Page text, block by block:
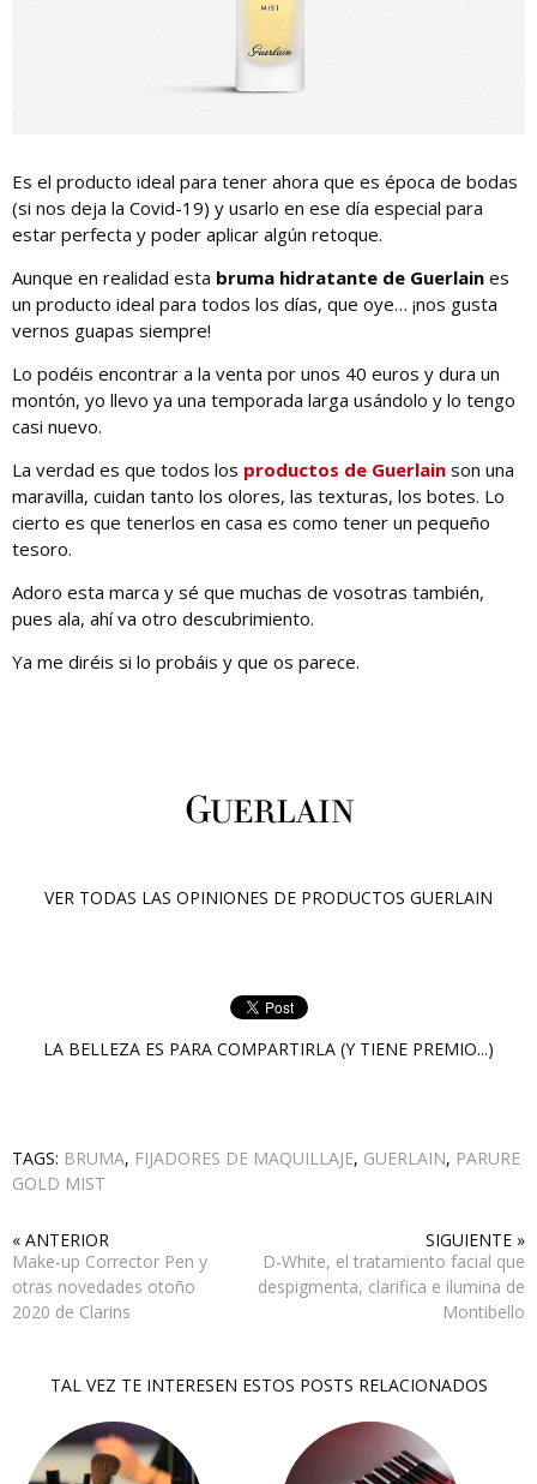
Es el producto ideal para tener ahora que es época de bodas
(si nos deja la Covid-19) y usarlo en ese día especial para
estar perfecta y poder aplicar algún retoque.
Aunque en realidad esta bruma hidratante de Guerlain es
un producto ideal para todos los días, que oye… ¡nos gusta
vernos guapas siempre!
Lo podéis encontrar a la venta por unos 40 euros y dura un
montón, yo llevo ya una temporada larga usándolo y lo tengo
casi nuevo.
La verdad es que todos los productos de Guerlain son una
maravilla, cuidan tanto los olores, las texturas, los botes. Lo
cierto es que tenerlos en casa es como tener un pequeño
tesoro.
Adoro esta marca y sé que muchas de vosotras también,
pues ala, ahí va otro descubrimiento.
Ya me diréis si lo probáis y que os parece.
VER TODAS LAS OPINIONES DE PRODUCTOS GUERLAIN
LA BELLEZA ES PARA COMPARTIRLA (Y TIENE PREMIO...)
TAGS: BRUMA, FIJADORES DE MAQUILLAJE, GUERLAIN, PARURE
GOLD MIST
« ANTERIOR
Make-up Corrector Pen y
otras novedades otoño
2020 de Clarins
SIGUIENTE »
D-White, el tratamiento facial que
despigmenta, clarifica e ilumina de
Montibello
TAL VEZ TE INTERESEN ESTOS POSTS RELACIONADOS